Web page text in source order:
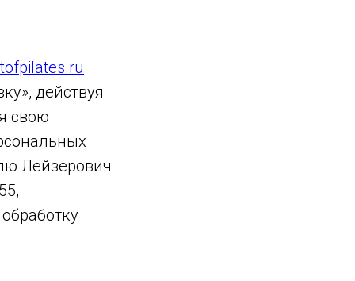
действуя
свою
Лейзерович